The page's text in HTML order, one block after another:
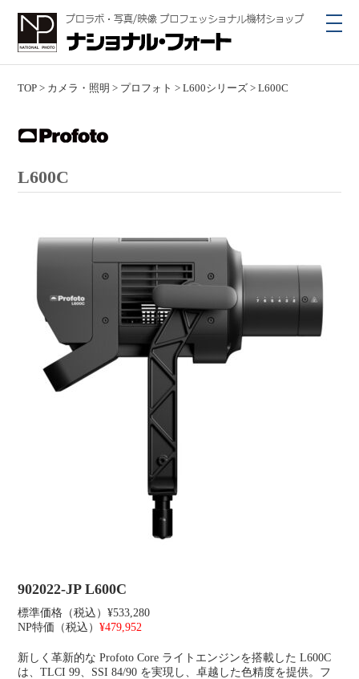
TOP > カメラ・照明 > プロフォト >L600シリーズ >L600C
L600C
902022-JP L600C
標準価格（税込）¥533,280
NP特価（税込）¥479,952
新しく革新的な Profoto Core ライトエンジンを搭載した L600C
は、TLCI 99、SSI 84/90 を実現し、卓越した色精度を提供。フ